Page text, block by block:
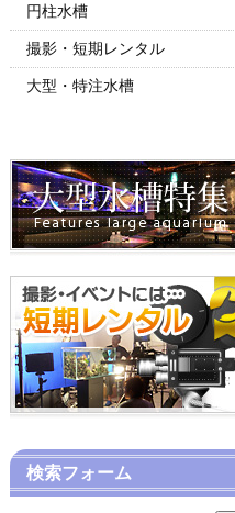
円柱水槽
撮影・短期レンタル
大型・特注水槽
検索フォーム